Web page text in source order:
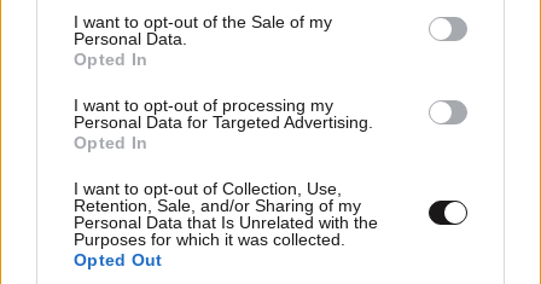
consent section.
I want to opt-out of the Sale of my
Personal Data.
Opted In
I want to opt-out of processing my
Personal Data for Targeted Advertising.
Opted In
I want to opt-out of Collection, Use,
Retention, Sale, and/or Sharing of my
Personal Data that Is Unrelated with the
Purposes for which it was collected.
Opted Out
της σχέσης του αφενός με τις εταιρείες startup και
αφετέρου με εγχώριους και ξένους επενδυτές,
ενθαρρύνοντας και στηρίζοντας την μεταφορά και
μετάδοση τεχνογνωσίας και την επιτάχυνση της
νέων εταιρειών. Αξίζει να σημειωθεί ότι, στο πλαίσιο
των νέων προτεραιοτήτων του egg, προβλέπεται η
επέκταση της συνεργασίας του με τις νεοφυείς